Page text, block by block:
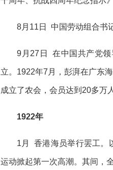
8月11日 中国劳动组合书
9月27日 在中国共产党
立。1922年7月，彭湃在广东
成立了农会，会员达到20多万
1922年
1月 香港海员举行罢工。
运动掀起第一次高潮。其间，